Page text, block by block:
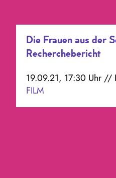
Die Frauen aus der
Recherchebericht
19.09.21, 17:30 Uhr //
FILM